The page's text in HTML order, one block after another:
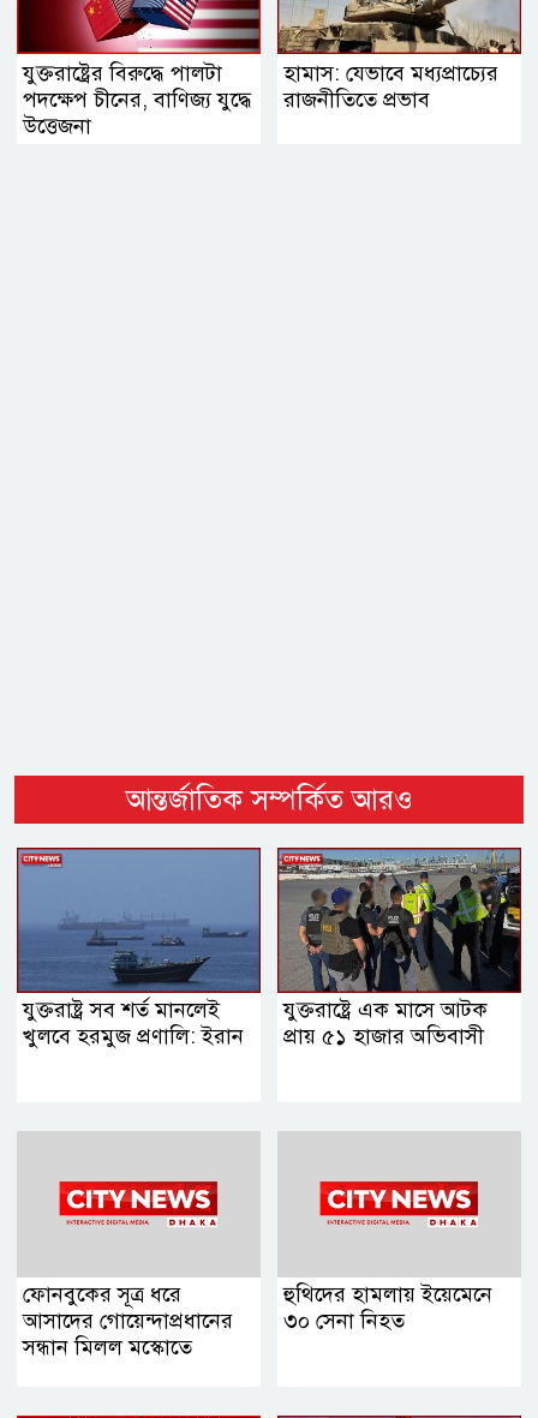
যুক্তরাষ্ট্রের বিরুদ্ধে পালটা
পদক্ষেপ চীনের, বাণিজ্য যুদ্ধে
‍উত্তেজনা
হামাস: যেভাবে মধ্যপ্রাচ্যের
রাজনীতিতে প্রভাব
আন্তর্জাতিক সম্পর্কিত আরও
যুক্তরাষ্ট্র সব শর্ত মানলেই
খুলবে হরমুজ প্রণালি: ইরান
যুক্তরাষ্ট্রে এক মাসে আটক
প্রায় ৫১ হাজার অভিবাসী
ফোনবুকের সূত্র ধরে
আসাদের গোয়েন্দাপ্রধানের
সন্ধান মিলল মস্কোতে
হুথিদের হামলায় ইয়েমেনে
৩০ সেনা নিহত